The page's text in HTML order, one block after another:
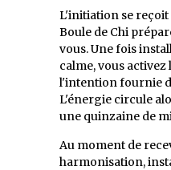
L'initiation se reçoit
Boule de Chi
vous. Une fois
calme, vous
l'intention fournie
L'énergie circule
une quinzaine de
Au moment de
harmonisation,